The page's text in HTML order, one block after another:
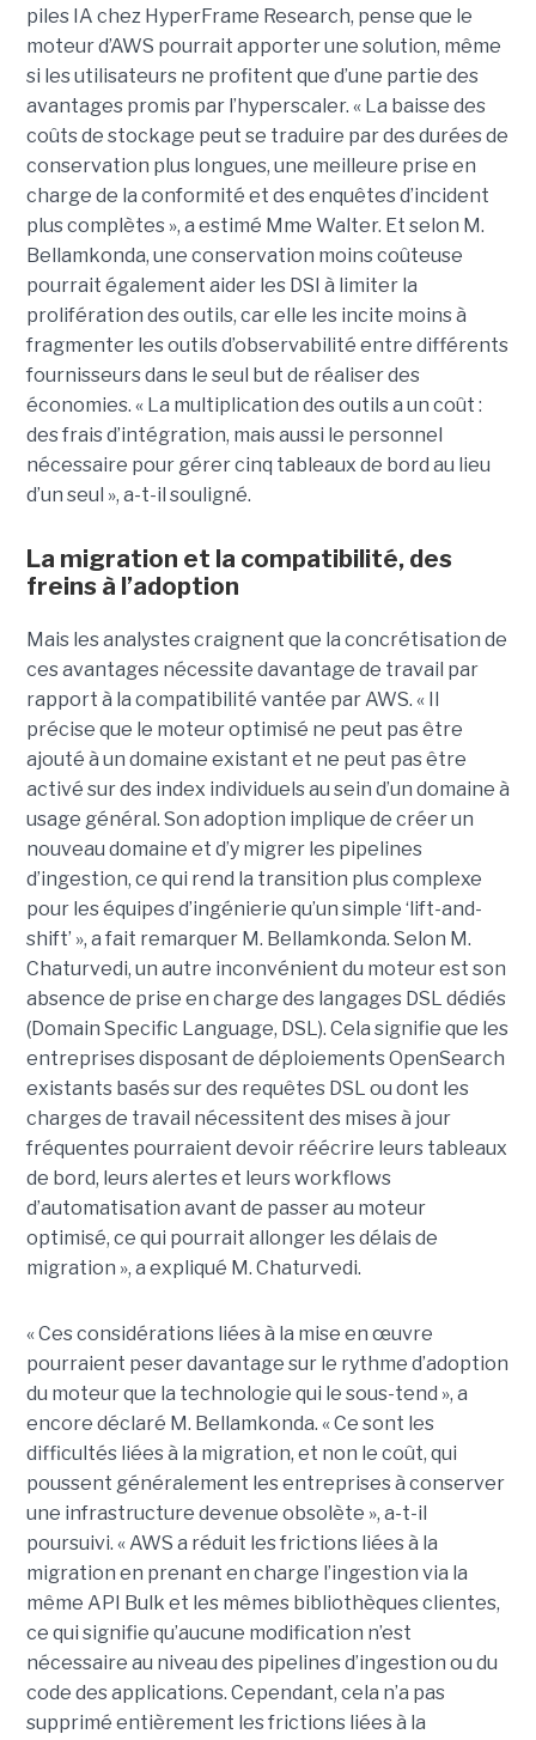
piles IA chez HyperFrame Research, pense que le
moteur d’AWS pourrait apporter une solution, même
si les utilisateurs ne profitent que d’une partie des
avantages promis par l’hyperscaler. « La baisse des
coûts de stockage peut se traduire par des durées de
conservation plus longues, une meilleure prise en
charge de la conformité et des enquêtes d’incident
plus complètes », a estimé Mme Walter. Et selon M.
Bellamkonda, une conservation moins coûteuse
pourrait également aider les DSI à limiter la
prolifération des outils, car elle les incite moins à
fragmenter les outils d’observabilité entre différents
fournisseurs dans le seul but de réaliser des
économies. « La multiplication des outils a un coût :
des frais d’intégration, mais aussi le personnel
nécessaire pour gérer cinq tableaux de bord au lieu
d’un seul », a-t-il souligné.
La migration et la compatibilité, des
freins à l’adoption
Mais les analystes craignent que la concrétisation de
ces avantages nécessite davantage de travail par
rapport à la compatibilité vantée par AWS. « Il
précise que le moteur optimisé ne peut pas être
ajouté à un domaine existant et ne peut pas être
activé sur des index individuels au sein d’un domaine à
usage général. Son adoption implique de créer un
nouveau domaine et d’y migrer les pipelines
d’ingestion, ce qui rend la transition plus complexe
pour les équipes d’ingénierie qu’un simple ‘lift-and-
shift’ », a fait remarquer M. Bellamkonda. Selon M.
Chaturvedi, un autre inconvénient du moteur est son
absence de prise en charge des langages DSL dédiés
(Domain Specific Language, DSL). Cela signifie que les
entreprises disposant de déploiements OpenSearch
existants basés sur des requêtes DSL ou dont les
charges de travail nécessitent des mises à jour
fréquentes pourraient devoir réécrire leurs tableaux
de bord, leurs alertes et leurs workflows
d’automatisation avant de passer au moteur
optimisé, ce qui pourrait allonger les délais de
migration », a expliqué M. Chaturvedi.
« Ces considérations liées à la mise en œuvre
pourraient peser davantage sur le rythme d’adoption
du moteur que la technologie qui le sous-tend », a
encore déclaré M. Bellamkonda. « Ce sont les
difficultés liées à la migration, et non le coût, qui
poussent généralement les entreprises à conserver
une infrastructure devenue obsolète », a-t-il
poursuivi. « AWS a réduit les frictions liées à la
migration en prenant en charge l’ingestion via la
même API Bulk et les mêmes bibliothèques clientes,
ce qui signifie qu’aucune modification n’est
nécessaire au niveau des pipelines d’ingestion ou du
code des applications. Cependant, cela n’a pas
supprimé entièrement les frictions liées à la